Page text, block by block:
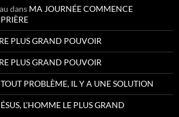
dans MA JOURNÉE COMMENCE
PLUS GRAND POUVOIR
PLUS GRAND POUVOIR
PROBLÈME, IL Y A UNE SOLUTION
L’HOMME LE PLUS GRAND